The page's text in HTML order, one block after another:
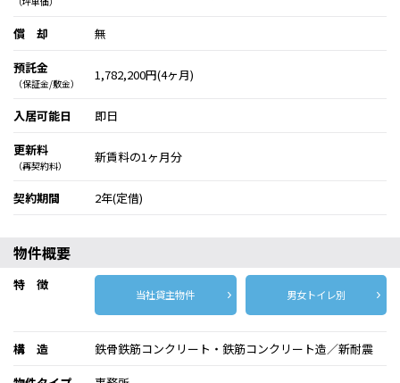
償 却
無
預託金
（保証金/敷金）
1,782,200円(4ヶ月)
入居可能日
即日
更新料
（再契約料）
新賃料の1ヶ月分
契約期間 2年(定借)
物件概要
特 徴
当社貸主物件 男女トイレ別
構 造
鉄骨鉄筋コンクリート・鉄筋コンクリート造／新耐震